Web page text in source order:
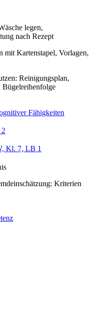
legen,
nach Rezept
mit Kartenstapel, Vorlagen,
Reinigungsplan,
Fähigkeiten
Kl. 7, LB 1
Kriterien